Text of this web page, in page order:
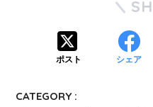
ポスト シェア
CATEGORY :